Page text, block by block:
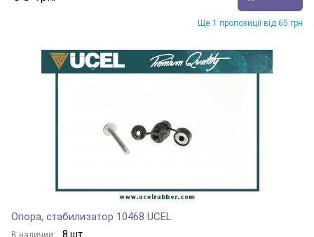
Ще 1 пропозиції від 65 грн
Опора, стабилизатор 10468 UCEL
В наличии: 8 шт.